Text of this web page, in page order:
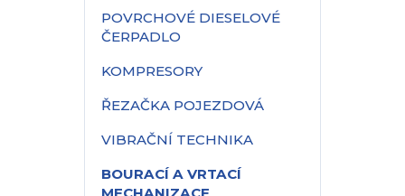
POVRCHOVÉ DIESELOVÉ
ČERPADLO
KOMPRESORY
ŘEZAČKA POJEZDOVÁ
VIBRAČNÍ TECHNIKA
BOURACÍ A VRTACÍ